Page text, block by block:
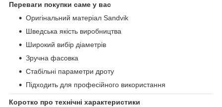
Переваги покупки саме у вас
Оригінальний матеріал Sandvik
Шведська якість виробництва
Широкий вибір діаметрів
Зручна фасовка
Стабільні параметри дроту
Підходить для професійного використання
Коротко про технічні характеристики